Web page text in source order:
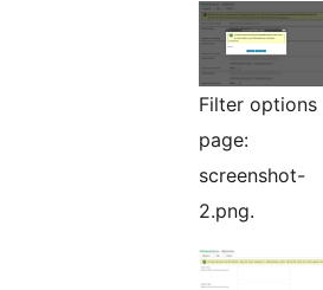
Filter options
page:
screenshot-
2.png.